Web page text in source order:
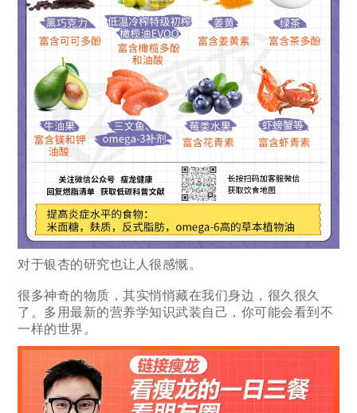
对于银杏的研究也让人很感慨。
很多神奇的物质，其实悄悄藏在我们身边，很久很久
了。多用最新的营养学知识武装自己，你可能会看到不
一样的世界。